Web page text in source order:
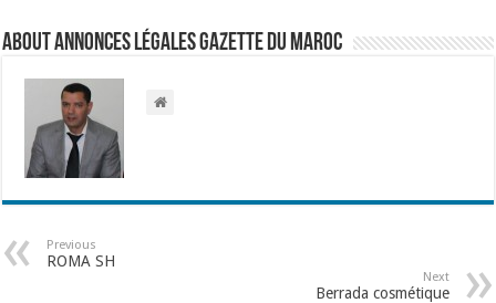
About Annonces légales Gazette du Maroc
Previous
ROMA SH
Next
Berrada cosmétique